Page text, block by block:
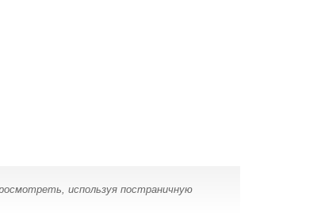
используя постраничную